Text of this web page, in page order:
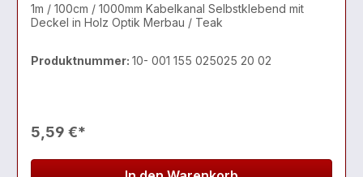
1m / 100cm / 1000mm Kabelkanal Selbstklebend mit
Deckel in Holz Optik Merbau / Teak
Produktnummer: 10- 001 155 025025 20 02
5,59 €*